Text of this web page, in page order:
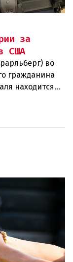
за
США
во
гражданина
находится
протяжении